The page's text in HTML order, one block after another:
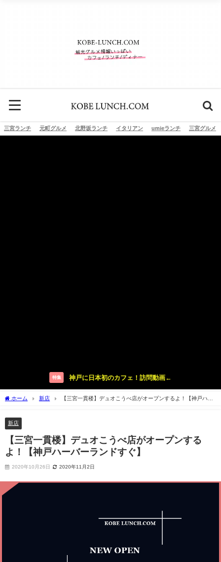
三宮ランチ 元町グルメ 北野坂ランチ イタリアン umieランチ 三宮グルメ
特集 神戸に日本初のカフェ！訪問動画←
ホーム 新店
【三宮一貫楼】デュオこうべ店がオープンするよ！【神戸ハー
新店
【三宮一貫楼】デュオこうべ店がオープンする
よ！【神戸ハーバーランドすぐ】
2020年10月26日 2020年11月2日